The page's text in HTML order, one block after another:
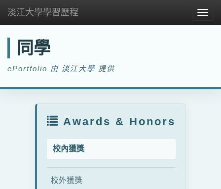
淡江大學學習歷程
同學
ePortfolio 由 淡江大學 提供
Awards & Honors
校內獲獎
校外獲獎